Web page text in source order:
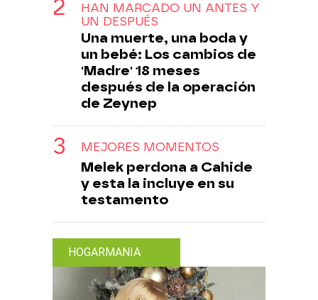
HAN MARCADO UN ANTES Y
UN DESPUÉS
Una muerte, una boda y
un bebé: Los cambios de
'Madre' 18 meses
después de la operación
de Zeynep
MEJORES MOMENTOS
Melek perdona a Cahide
y esta la incluye en su
testamento
HOGARMANIA